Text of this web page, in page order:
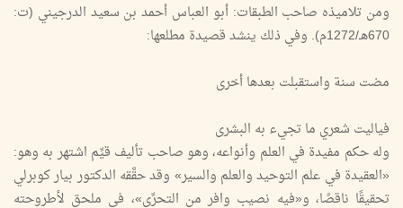
ومن تلاميذه صاحب الطبقات: أبو العباس أحمد بن سعيد الدرجيني (ت:
670هـ/1272م). وفي ذلك ينشد قصيدة مطلعها:
مضت سنة واستقبلت بعدها أخرى
فياليت شعري ما تجيء به البشرى
وله حكم مفيدة في العلم وأنواعه، وهو صاحب تأليف قيِّم اشتهر به وهو:
«العقيدة في علم التوحيد والعلم والسير» وقد حقَّقه الدكتور بيار كوبرلي
تحقيقًا ناقصًا، و«فيه نصيب وافر من التحرِّي»، في ملحق لأطروحته